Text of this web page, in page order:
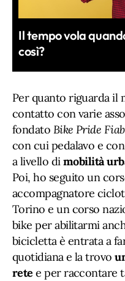
Il tempo vola
così?
Per quanto riguarda il
contatto con varie
fondato Bike Pride
con cui pedalavo e
a livello dimobilità
Poi, ho seguito un
accompagnatore
Torino e un corso
bike per abilitarmi
bicicletta è entrata a
quotidiana e la trovo
rete e per raccontare